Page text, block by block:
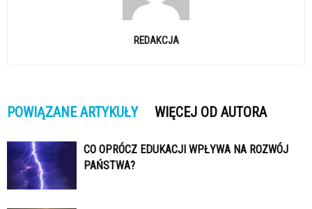
REDAKCJA
POWIĄZANE ARTYKUŁY WIĘCEJ OD AUTORA
CO OPRÓCZ EDUKACJI WPŁYWA NA ROZWÓJ
PAŃSTWA?